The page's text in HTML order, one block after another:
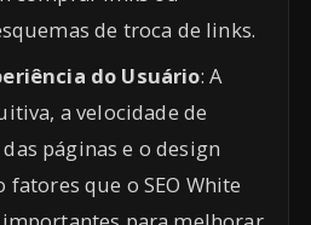
de troca de links.
do Usuário: A
a velocidade de
páginas e o design
fatores que o SEO White